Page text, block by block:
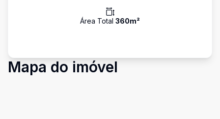
Área Total 360m²
Mapa do imóvel